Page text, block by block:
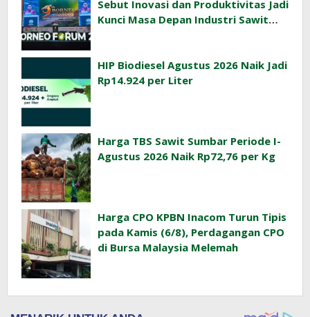
Sebut Inovasi dan Produktivitas Jadi
Kunci Masa Depan Industri Sawit
HIP Biodiesel Agustus 2026 Naik Jadi
Rp14.924 per Liter
Harga TBS Sawit Sumbar Periode I-
Agustus 2026 Naik Rp72,76 per Kg
Harga CPO KPBN Inacom Turun Tipis
pada Kamis (6/8), Perdagangan CPO
di Bursa Malaysia Melemah